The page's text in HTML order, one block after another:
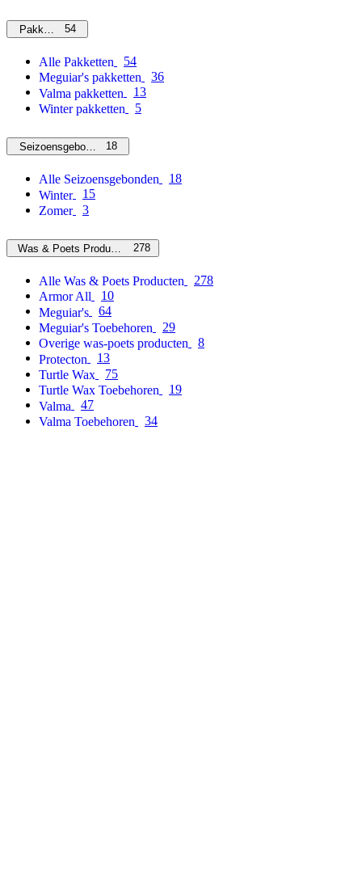
Pakketten54
Alle Pakketten
54
Meguiar's pakketten
36
Valma pakketten
13
Winter pakketten
5
Seizoensgebonden18
Alle Seizoensgebonden
18
Winter
15
Zomer
3
Was & Poets Producten 278
Alle Was & Poets Producten
278
Armor All
10
Meguiar's
64
Meguiar's Toebehoren
29
Overige was-poets producten
8
Protecton
13
Turtle Wax
75
Turtle Wax Toebehoren
19
Valma
47
Valma Toebehoren
34